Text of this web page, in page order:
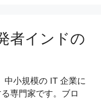
者インドの
中小規模の IT 企業に
専門家です。ブロ